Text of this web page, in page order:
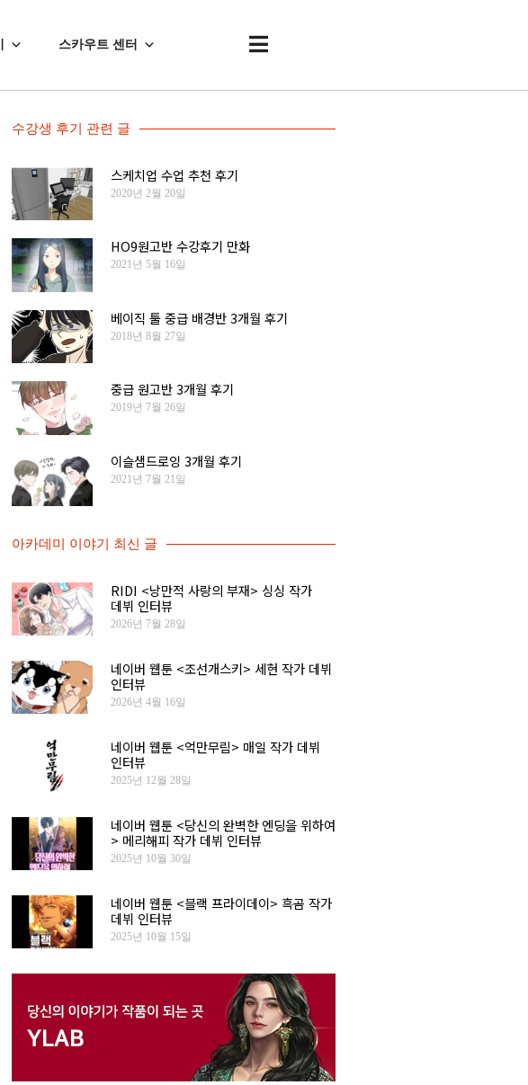
스카우트 센터
수강생 후기 관련 글
스케치업 수업 추천 후기
2020년 2월 20일
HO9원고반 수강후기 만화
2021년 5월 16일
베이직 툴 중급 배경반 3개월 후기
2018년 8월 27일
중급 원고반 3개월 후기
2019년 7월 26일
이슬샘드로잉 3개월 후기
2021년 7월 21일
아카데미 이야기 최신 글
RIDI <낭만적 사랑의 부재> 싱싱 작가
데뷔 인터뷰
2026년 7월 28일
네이버 웹툰 <조선개스키> 세현 작가 데뷔
인터뷰
2026년 4월 16일
네이버 웹툰 <억만무림> 매일 작가 데뷔
인터뷰
2025년 12월 28일
네이버 웹툰 <당신의 완벽한 엔딩을 위하여
> 메리해피 작가 데뷔 인터뷰
2025년 10월 30일
네이버 웹툰 <블랙 프라이데이> 흑곰 작가
데뷔 인터뷰
2025년 10월 15일